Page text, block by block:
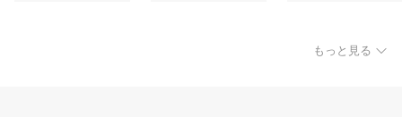
もっと見る